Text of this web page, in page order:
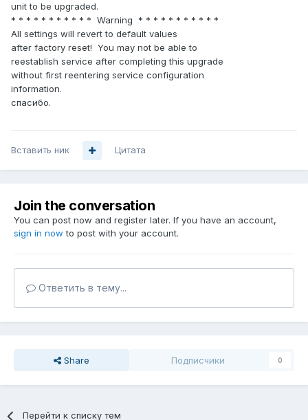
unit to be upgraded.
* * * * * * * * * * * Warning * * * * * * * * * * *
All settings will revert to default values
after factory reset! You may not be able to
reestablish service after completing this upgrade
without first reentering service configuration
information.
спасибо.
Вставить ник Цитата
Join the conversation
You can post now and register later. If you have an account,
sign in now to post with your account.
Ответить в тему...
Share Подписчики 0
Перейти к списку тем